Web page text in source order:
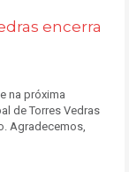
encerra
na próxima
de Torres Vedras
Agradecemos,